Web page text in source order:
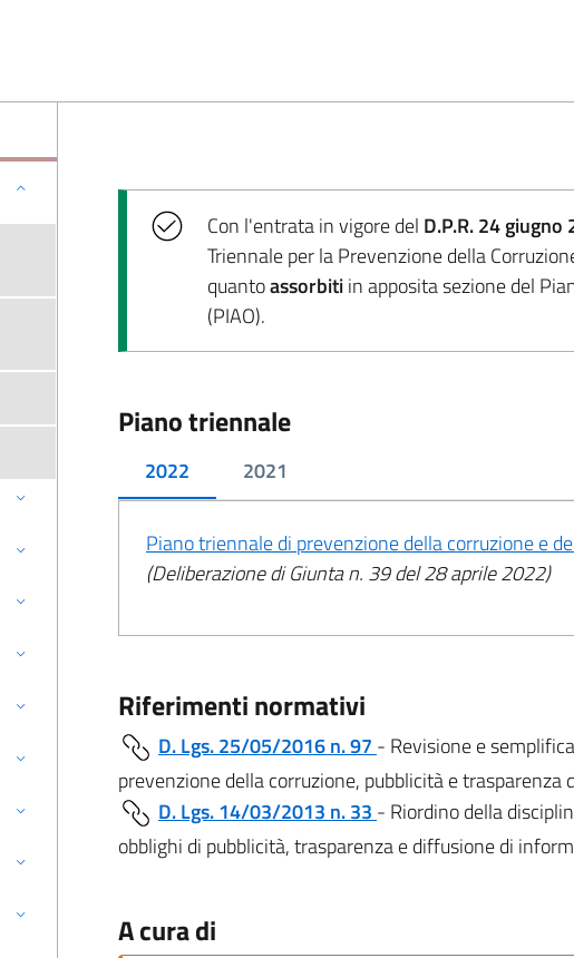
Con l'entrata in vigore del D.P.R. 24 giugno
Triennale per la Prevenzione della
quantoassorbitiin apposita sezione del
(PIAO).
Piano triennale
2022 2021
Piano triennale di prevenzione della corruzione e
(Deliberazione di Giunta n. 39 del 28 aprile 2022)
Riferimenti normativi
D. Lgs. 25/05/2016 n. 97 - Revisione e
prevenzione della corruzione, pubblicità e
D. Lgs. 14/03/2013 n. 33 - Riordino della
obblighi di pubblicità, trasparenza e diffusione di
A cura di